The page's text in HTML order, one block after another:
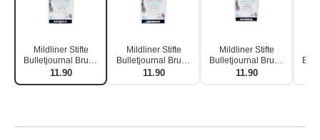
Mildliner Stifte
Bulletjournal Brush
Cool Tones 5er Set
11.90
Mildliner Stifte
Bulletjournal Brush
Fluorescent Tones
11.90
Mildliner Stifte
Bulletjournal Brush
Warm Tones 5er Set
11.90